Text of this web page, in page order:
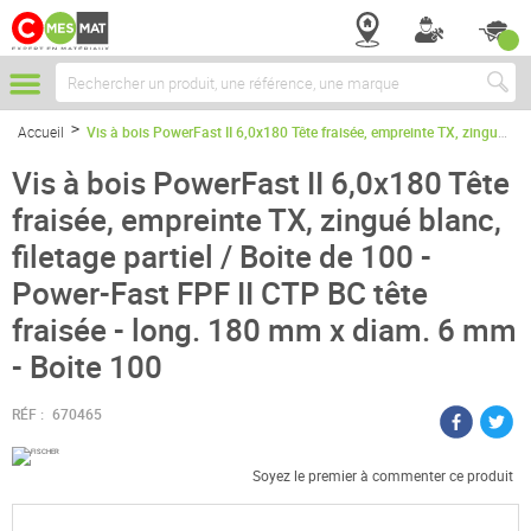
Chercher
Accueil Vis à bois PowerFast II 6,0x180 Tête fraisée, empreinte TX, zingué blanc, filetage partiel / Boite de 100 - Power-Fast FPF II CTP BC tête fraisée - long. 180 mm x diam. 6 mm - Boite 100
Vis à bois PowerFast II 6,0x180 Tête
fraisée, empreinte TX, zingué blanc,
filetage partiel / Boite de 100 -
Power-Fast FPF II CTP BC tête
fraisée - long. 180 mm x diam. 6 mm
- Boite 100
RÉF : 670465
Soyez le premier à commenter ce produit
Passer